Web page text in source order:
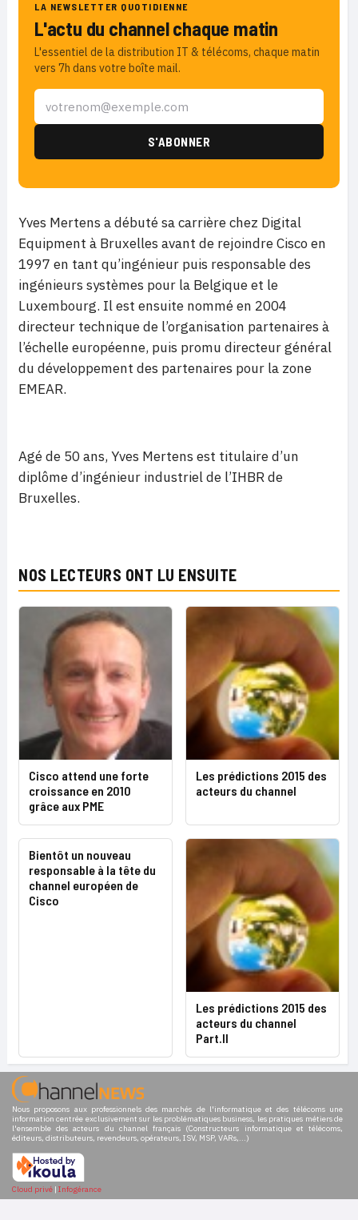
LA NEWSLETTER QUOTIDIENNE
L'actu du channel chaque matin
L'essentiel de la distribution IT & télécoms, chaque matin
vers 7h dans votre boîte mail.
Yves Mertens a débuté sa carrière chez Digital
Equipment à Bruxelles avant de rejoindre Cisco en
1997 en tant qu’ingénieur puis responsable des
ingénieurs systèmes pour la Belgique et le
Luxembourg. Il est ensuite nommé en 2004
directeur technique de l’organisation partenaires à
l’échelle européenne, puis promu directeur général
du développement des partenaires pour la zone
EMEAR.
Agé de 50 ans, Yves Mertens est titulaire d’un
diplôme d’ingénieur industriel de l’IHBR de
Bruxelles.
NOS LECTEURS ONT LU ENSUITE
Cisco attend une forte
croissance en 2010
grâce aux PME
Les prédictions 2015 des
acteurs du channel
Bientôt un nouveau
responsable à la tête du
channel européen de
Cisco
Les prédictions 2015 des
acteurs du channel
Part.II
Nous proposons aux professionnels des marchés de l'informatique et des télécoms une
information centrée exclusivement sur les problématiques business, les pratiques métiers de
l'ensemble des acteurs du channel français (Constructeurs informatique et télécoms,
éditeurs, distributeurs, revendeurs, opérateurs, ISV, MSP, VARs,...)
Cloud privé | Infogérance